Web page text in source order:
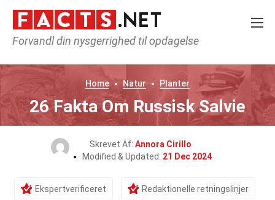
Forvandl din nysgerrighed til opdagelse
Home Natur Planter
26 Fakta Om Russisk Salvie
Skrevet Af: Annora Cirillo
Modified & Updated: 21 Dec 2024
Ekspertverificeret Redaktionelle retningslinjer